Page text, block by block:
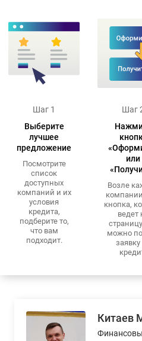
Шаг 1
Выберите
лучшее
предложение
Посмотрите
список
доступных
компаний и их
условия
кредита,
подберите то,
что вам
подходит.
Шаг
или
Возле
кнопка,
ведет
можно
заявку
Китаев